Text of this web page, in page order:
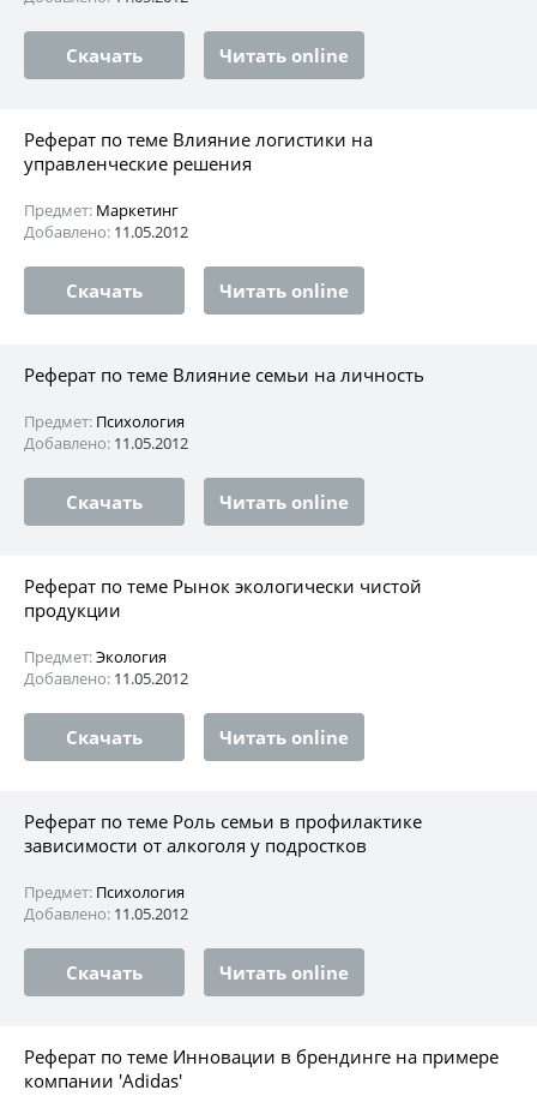
Скачать Читать online
Реферат по теме Влияние логистики на
управленческие решения
Предмет: Маркетинг
Добавлено: 11.05.2012
Скачать Читать online
Реферат по теме Влияние семьи на личность
Предмет: Психология
Добавлено: 11.05.2012
Скачать Читать online
Реферат по теме Рынок экологически чистой
продукции
Предмет:Экология
Добавлено: 11.05.2012
Скачать Читать online
Реферат по теме Роль семьи в профилактике
зависимости от алкоголя у подростков
Предмет: Психология
Добавлено: 11.05.2012
Скачать Читать online
Реферат по теме Инновации в брендинге на примере
компании 'Adidas'